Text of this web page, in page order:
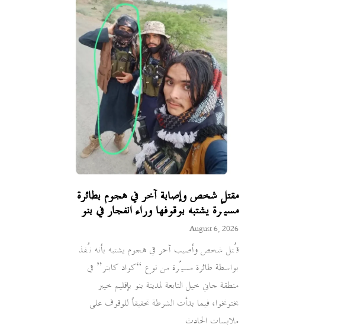
مقتل شخص وإصابة آخر في هجوم بطائرة
مسيّرة يشتبه بوقوفها وراء انفجار في بنو
August 6, 2026
قُتل شخص وأصيب آخر في هجوم يشتبه بأنه نُفذ
بواسطة طائرة مسيّرة من نوع “كواد كابتر” في
منطقة جاني خيل التابعة لمدينة بنو بإقليم خيبر
بختونخوا، فيما بدأت الشرطة تحقيقاً للوقوف على
ملابسات الحادث